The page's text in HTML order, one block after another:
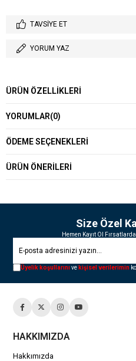
TAVSIYE ET
YORUM YAZ
ÜRÜN ÖZELLIKLERI
YORUMLAR(0)
ÖDEME SEÇENEKLERI
ÜRÜN ÖNERILERI
Size Özel
Hemen Kayıt Ol
Üyelik koşullarınıve kişisel verilerimin
HAKKIMIZDA
Hakkımızda